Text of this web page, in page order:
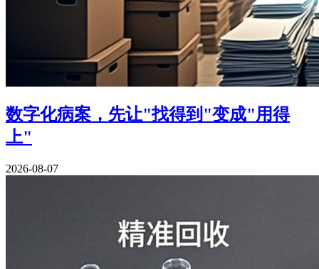
数字化病案，先让"找得到"变成"用得
上"
2026-08-07